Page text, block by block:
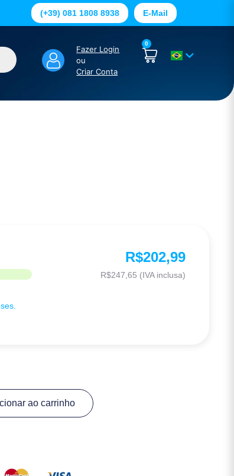
(+39) 081 1808 8938 E-Mail
Fazer Login
ou
Criar Conta
0
R$202,99
R$247,65 (IVA inclusa)
ao carrinho